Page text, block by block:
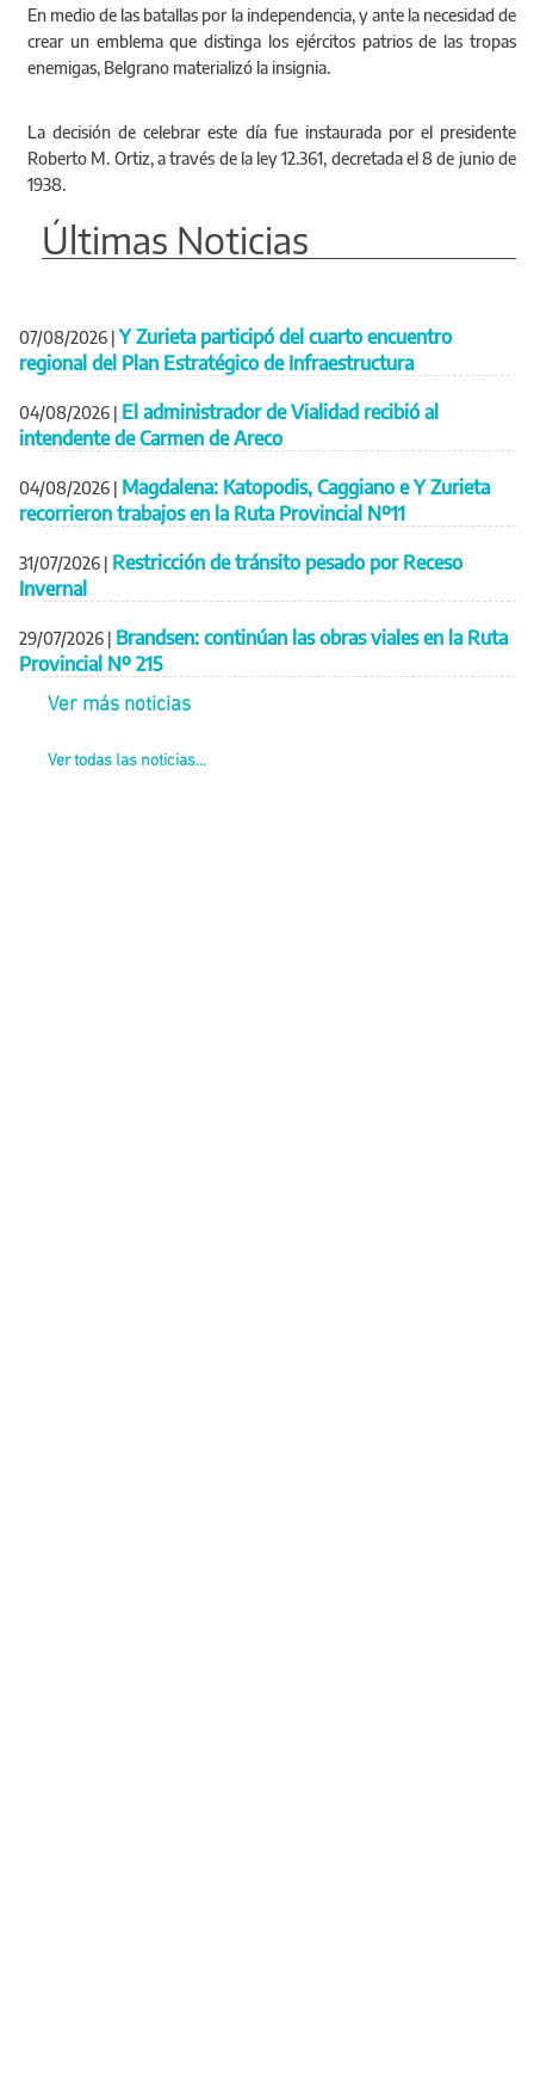
En medio de las batallas por la independencia, y ante la necesidad de
crear un emblema que distinga los ejércitos patrios de las tropas
enemigas, Belgrano materializó la insignia.
La decisión de celebrar este día fue instaurada por el presidente
Roberto M. Ortiz, a través de la ley 12.361, decretada el 8 de junio de
1938.
Últimas Noticias
07/08/2026 Y Zurieta participó del cuarto encuentro
regional del Plan Estratégico de Infraestructura
04/08/2026
El administrador de Vialidad recibió al
intendente de Carmen de Areco
04/08/2026
Magdalena: Katopodis, Caggiano e Y Zurieta
recorrieron trabajos en la Ruta Provincial Nº11
31/07/2026
Restricción de tránsito pesado por Receso
Invernal
29/07/2026
Brandsen: continúan las obras viales en la Ruta
Provincial Nº 215
Ver más noticias
Ver todas las noticias...